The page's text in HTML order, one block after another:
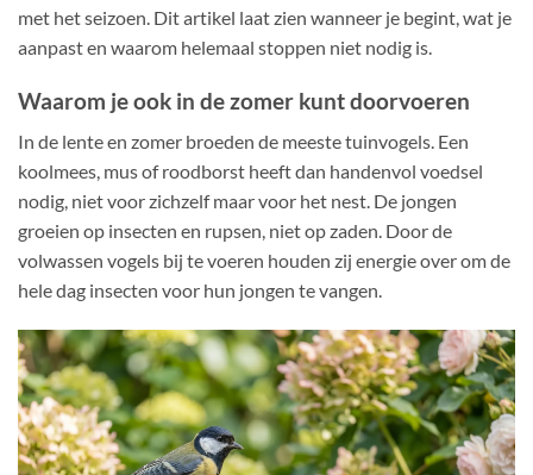
met het seizoen. Dit artikel laat zien wanneer je begint, wat je
aanpast en waarom helemaal stoppen niet nodig is.
Waarom je ook in de zomer kunt doorvoeren
In de lente en zomer broeden de meeste tuinvogels. Een
koolmees, mus of roodborst heeft dan handenvol voedsel
nodig, niet voor zichzelf maar voor het nest. De jongen
groeien op insecten en rupsen, niet op zaden. Door de
volwassen vogels bij te voeren houden zij energie over om de
hele dag insecten voor hun jongen te vangen.